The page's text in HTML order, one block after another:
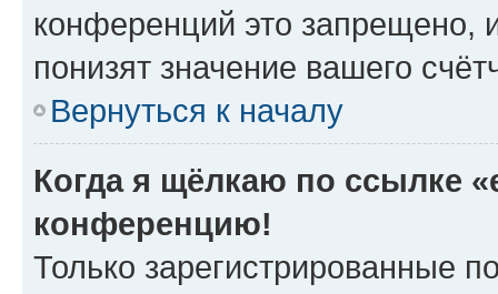
конференций это запрещено,
понизят значение вашего
Вернуться к началу
Когда я щёлкаю по ссылке
конференцию!
Только зарегистрированные